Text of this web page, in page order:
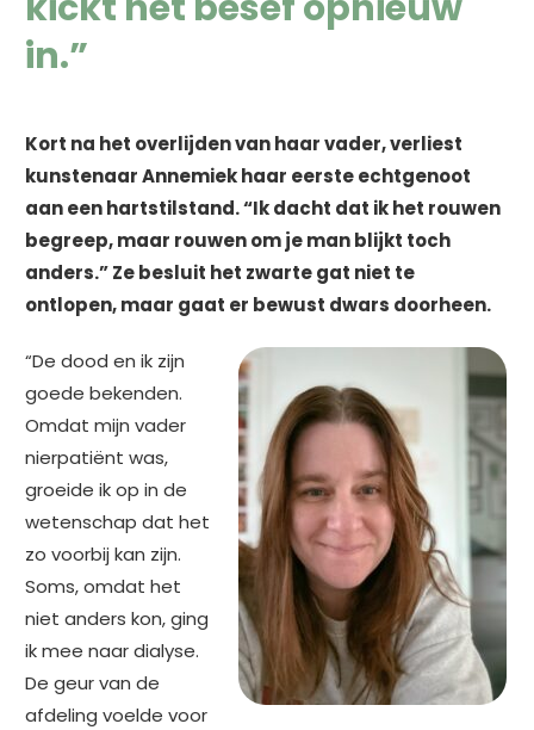
in.”
Kort na het overlijden van haar vader, verliest
kunstenaar Annemiek haar eerste echtgenoot
aan een hartstilstand. “Ik dacht dat ik het rouwen
begreep, maar rouwen om je man blijkt toch
anders.” Ze besluit het zwarte gat niet te
ontlopen, maar gaat er bewust dwars doorheen.
“De dood en ik zijn
goede bekenden.
Omdat mijn vader
nierpatiënt was,
groeide ik op in de
wetenschap dat het
zo voorbij kan zijn.
Soms, omdat het
niet anders kon, ging
ik mee naar dialyse.
De geur van de
afdeling voelde voor